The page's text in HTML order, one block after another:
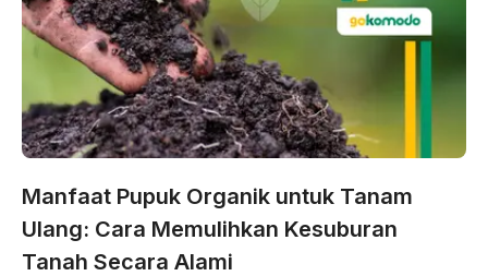
Manfaat Pupuk Organik untuk Tanam
Ulang: Cara Memulihkan Kesuburan
Tanah Secara Alami